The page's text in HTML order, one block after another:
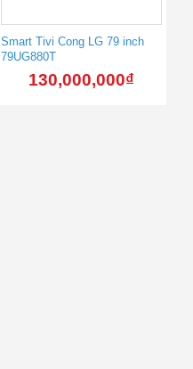
Smart Tivi Cong LG 79 inch
79UG880T
130,000,000₫